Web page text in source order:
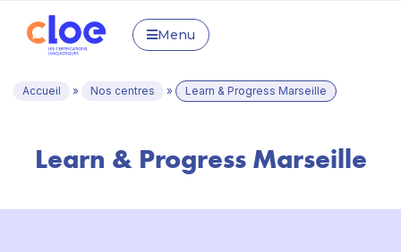
Menu
Accueil » Nos centres » Learn & Progress Marseille
Learn & Progress Marseille